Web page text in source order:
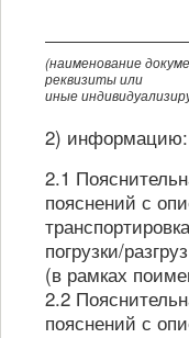
(наименование
реквизиты или
иные
2) информацию:
2.1
пояснений с
погрузки/
(в рамках
2.2
пояснений с